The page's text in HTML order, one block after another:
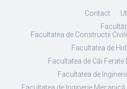
Contact
Facultatea de Construcții
Facultatea de
Facultatea de Căi
Facultatea de